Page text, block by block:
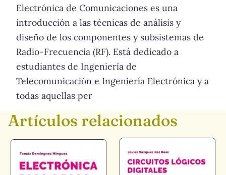
Electrónica de Comunicaciones es una
introducción a las técnicas de análisis y
diseño de los componentes y subsistemas de
Radio-Frecuencia (RF). Está dedicado a
estudiantes de Ingeniería de
Telecomunicación e Ingeniería Electrónica y a
todas aquellas per
Artículos relacionados